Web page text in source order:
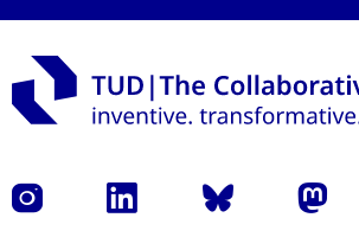
Instagram LinkedIn Bluesky